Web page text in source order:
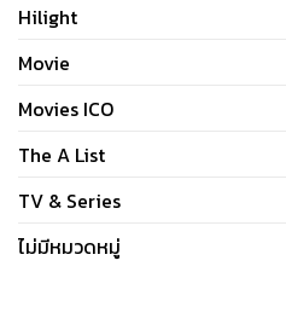
Hilight
Movie
Movies ICO
The A List
TV & Series
ไม่มีหมวดหมู่